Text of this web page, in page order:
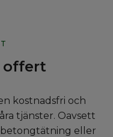
offert
kostnadsfri och
tjänster. Oavsett
eller